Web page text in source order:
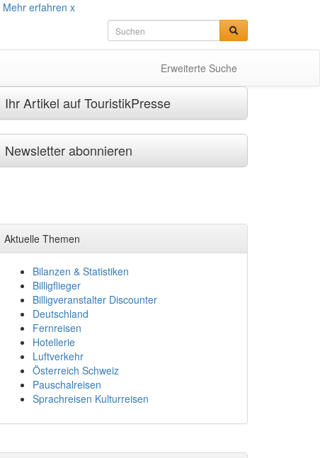
Mehr erfahren x
Erweiterte Suche
Ihr Artikel auf TouristikPresse
Newsletter abonnieren
Aktuelle Themen
Bilanzen & Statistiken
Billigflieger
Billigveranstalter Discounter
Deutschland
Fernreisen
Hotellerie
Luftverkehr
Österreich Schweiz
Pauschalreisen
Sprachreisen Kulturreisen